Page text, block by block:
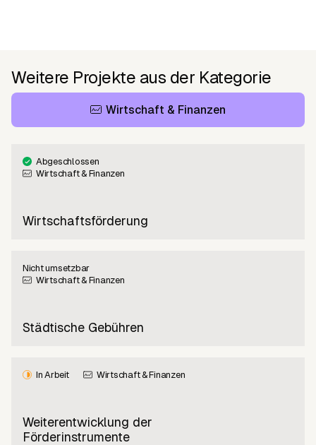
Weitere Projekte aus der Kategorie
Wirtschaft & Finanzen
Abgeschlossen
Wirtschaft & Finanzen
Wirtschaftsförderung
Nicht umsetzbar
Wirtschaft & Finanzen
Städtische Gebühren
In Arbeit Wirtschaft & Finanzen
Weiterentwicklung der
Förderinstrumente